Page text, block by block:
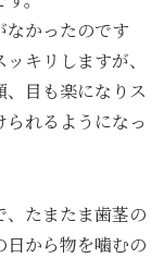
なかったのです
キリしますが、
目も楽になりス
れるようになっ
たまたま歯茎の
から物を噛むの